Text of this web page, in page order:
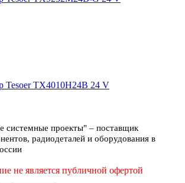
Tesoer TX4010H24B 24 V
системные проекты" – поставщик
радиодеталей и оборудования в
не является публичной офертой